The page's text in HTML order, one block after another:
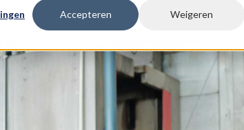
Accepteren Weigeren